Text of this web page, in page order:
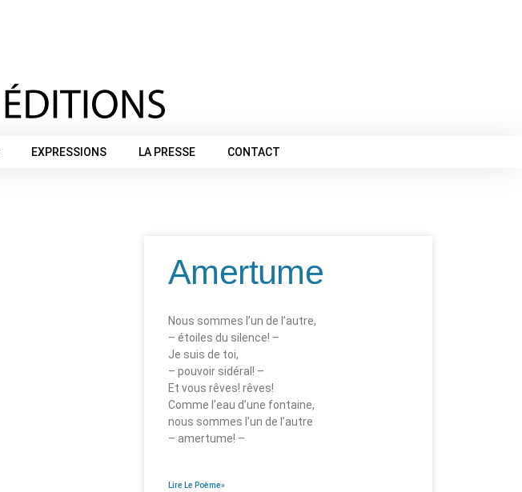
EXPRESSIONS LA PRESSE CONTACT
Amertume
Nous sommes l’un de l’autre,
– étoiles du silence! –
Je suis de toi,
– pouvoir sidéral! –
Et vous rêves! rêves!
Comme l’eau d’une fontaine,
nous sommes l’un de l’autre
– amertume! –
Lire Le Poème»